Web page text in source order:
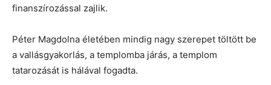
finanszírozással zajlik.
Péter Magdolna életében mindig nagy szerepet töltött be
a vallásgyakorlás, a templomba járás, a templom
tatarozását is hálával fogadta.